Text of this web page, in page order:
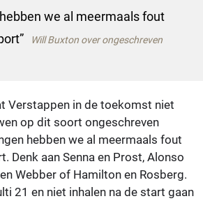
we al meermaals fout
Will Buxton over ongeschreven
Verstappen in de toekomst niet
op dit soort ongeschreven
hebben we al meermaals fout
Denk aan Senna en Prost, Alonso
Webber of Hamilton en Rosberg.
21 en niet inhalen na de start gaan